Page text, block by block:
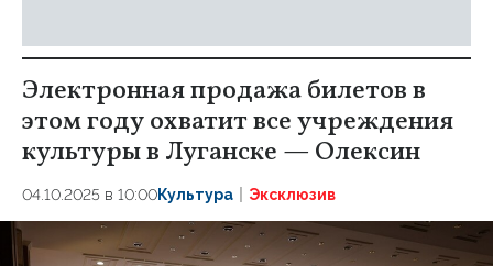
Электронная продажа билетов в
этом году охватит все учреждения
культуры в Луганске — Олексин
04.10.2025 в 10:00Культура Эксклюзив